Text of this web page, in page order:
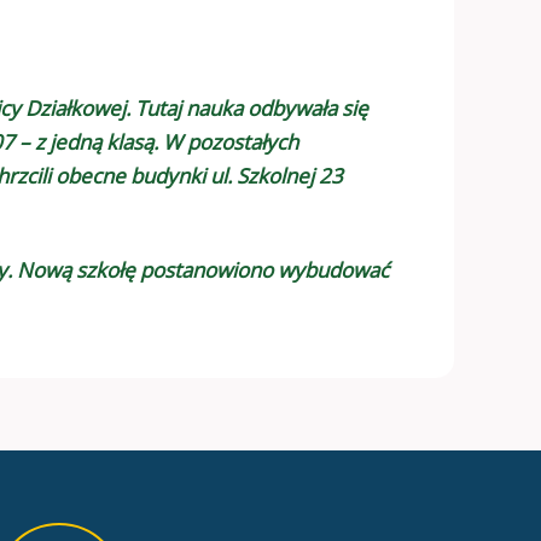
Działkowej. Tutaj nauka odbywała się
z jedną klasą. W pozostałych
obecne budynki ul. Szkolnej 23
Nową szkołę postanowiono wybudować